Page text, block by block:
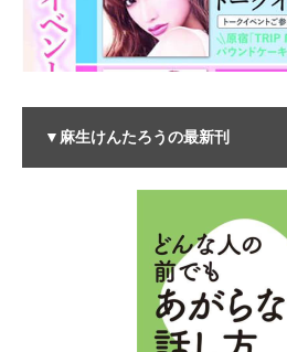
▼麻生けんたろうの最新刊